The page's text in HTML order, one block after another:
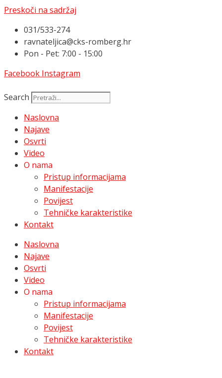
Preskoči na sadržaj
031/533-274
ravnateljica@cks-romberg.hr
Pon - Pet: 7:00 - 15:00
Facebook Instagram
Search
Naslovna
Najave
Osvrti
Video
O nama
Pristup informacijama
Manifestacije
Povijest
Tehničke karakteristike
Kontakt
Naslovna
Najave
Osvrti
Video
O nama
Pristup informacijama
Manifestacije
Povijest
Tehničke karakteristike
Kontakt